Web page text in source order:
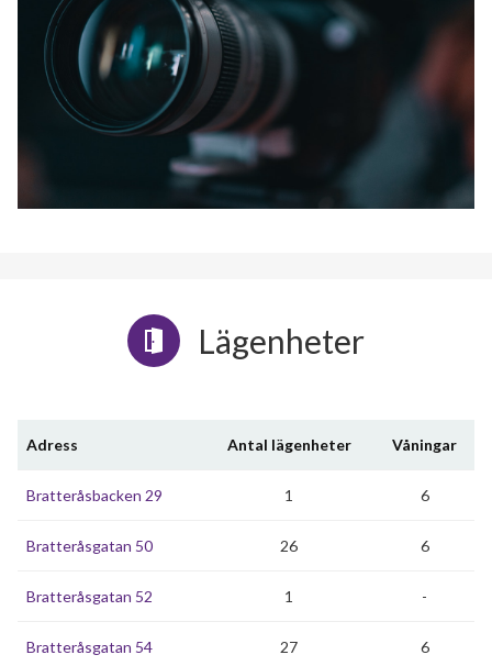
Lägenheter
Adress Antal lägenheter Våningar
Bratteråsbacken 29 1 6
Bratteråsgatan 50 26 6
Bratteråsgatan 52 1 -
Bratteråsgatan 54 27 6